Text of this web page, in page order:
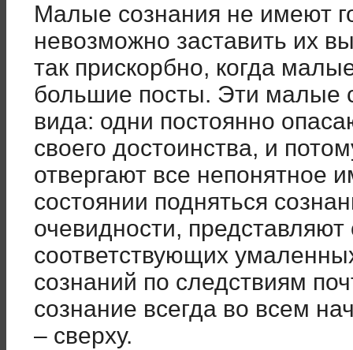
Малые сознания не имеют
невозможно заставить их
так прискорбно, когда
большие посты. Эти малые
вида: одни постоянно
своего достоинства, и
отвергают все непонятное
состоянии подняться
очевидности, представляют
соответствующих
сознаний по следствиям
сознание всегда во всем
– сверху.